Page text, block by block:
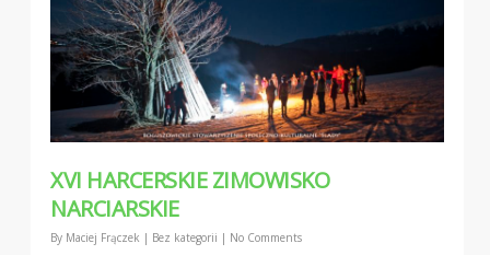
XVI HARCERSKIE ZIMOWISKO
NARCIARSKIE
By Maciej Frączek | Bez kategorii | No Comments